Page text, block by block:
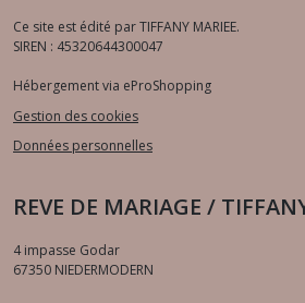
Ce site est édité par TIFFANY MARIEE.
SIREN : 45320644300047
Hébergement via eProShopping
Gestion des cookies
Données personnelles
REVE DE MARIAGE /
4 impasse Godar
67350 NIEDERMODERN